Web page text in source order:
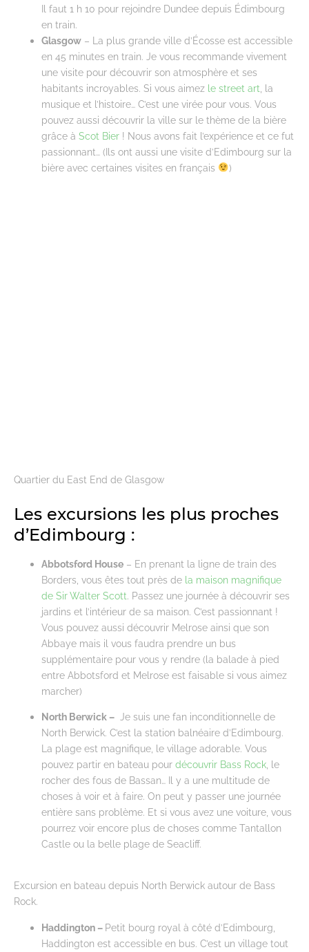
Il faut 1 h 10 pour rejoindre Dundee depuis Édimbourg
en train.
Glasgow – La plus grande ville d’Écosse est accessible
en 45 minutes en train. Je vous recommande vivement
une visite pour découvrir son atmosphère et ses
habitants incroyables. Si vous aimez le street art , la
musique et l’histoire… C’est une virée pour vous. Vous
pouvez aussi découvrir la ville sur le thème de la bière
grâce à Scot Bier ! Nous avons fait l’expérience et ce fut
passionnant… (Ils ont aussi une visite d’Edimbourg sur la
bière avec certaines visites en français
)
Quartier du East End de Glasgow
Les excursions les plus proches
d’Edimbourg :
Abbotsford House – En prenant la ligne de train des
Borders, vous êtes tout près de la maison magnifique
de Sir Walter Scott. Passez une journée à découvrir ses
jardins et l’intérieur de sa maison. C’est passionnant !
Vous pouvez aussi découvrir Melrose ainsi que son
Abbaye mais il vous faudra prendre un bus
supplémentaire pour vous y rendre (la balade à pied
entre Abbotsford et Melrose est faisable si vous aimez
marcher)
North Berwick – Je suis une fan inconditionnelle de
North Berwick. C’est la station balnéaire d’Edimbourg.
La plage est magnifique, le village adorable. Vous
pouvez partir en bateau pour découvrir Bass Rock , le
rocher des fous de Bassan… Il y a une multitude de
choses à voir et à faire. On peut y passer une journée
entière sans problème. Et si vous avez une voiture, vous
pourrez voir encore plus de choses comme Tantallon
Castle ou la belle plage de Seacliff.
Excursion en bateau depuis North Berwick autour de Bass
Rock.
Haddington – Petit bourg royal à côté d’Edimbourg,
Haddington est accessible en bus. C’est un village tout